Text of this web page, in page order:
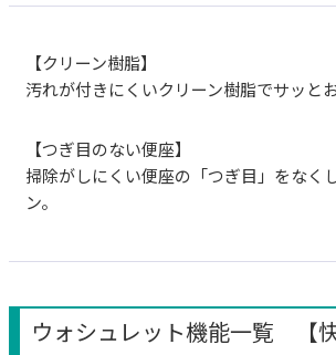
【クリーン樹脂】
汚れが付きにくいクリーン樹脂でサッとお
【つぎ目のない便座】
掃除がしにくい便座の「つぎ目」をなく
ン。
ウォシュレット機能一覧 【快